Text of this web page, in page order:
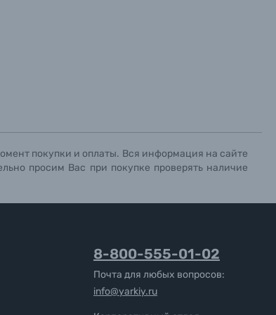
покупки и оплаты. Вся информация на сайте
просим Вас при покупке проверять наличие
8-800-555-01-02
Почта для любых вопросов:
info@yarkiy.ru